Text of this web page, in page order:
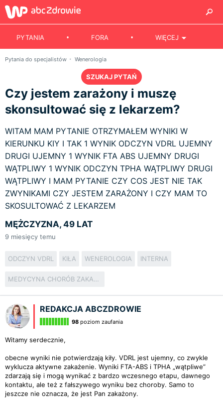
PYTANIA FORA WIĘCEJ
Pytania do specjalistów Wenerologia
SZUKAJ PYTAŃ
Czy jestem zarażony i muszę
skonsultować się z lekarzem?
WITAM MAM PYTANIE OTRZYMAŁEM WYNIKI W
KIERUNKU KIY I TAK 1 WYNIK ODCZYN VDRL UJEMNY
DRUGI UJEMNY 1 WYNIK FTA ABS UJEMNY DRUGI
WĄTPLIWY 1 WYNIK ODCZYN TPHA WĄTPLIWY DRUGI
WĄTPLIWY I MAM PYTANIE CZY COS JEST NIE TAK
ZWYNIKAMI CZY JESTEM ZARAŻONY I CZY MAM TO
SKOSULTOWAĆ Z LEKARZEM
MĘŻCZYZNA, 49 LAT
9 miesięcy temu
ODCZYN VDRL KIŁA WENEROLOGIA INTERNA
MEDYCYNA CHORÓB ZAKAŹNYCH
REDAKCJA ABCZDROWIE
98 poziom zaufania
Witamy serdecznie,
obecne wyniki nie potwierdzają kiły. VDRL jest ujemny, co zwykle
wyklucza aktywne zakażenie. Wyniki FTA-ABS i TPHA „wątpliwe”
zdarzają się i mogą wynikać z bardzo wczesnego etapu, dawnego
kontaktu, ale też z fałszywego wyniku bez choroby. Samo to
jeszcze nie oznacza, że jest Pan zakażony.